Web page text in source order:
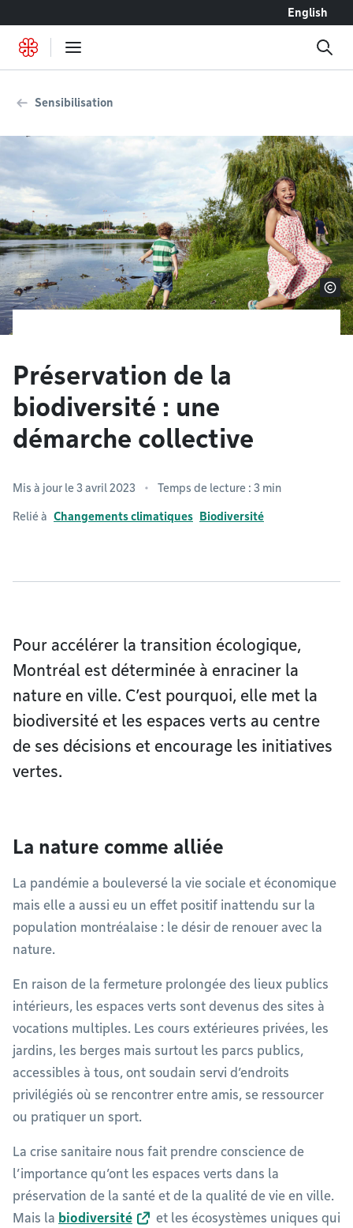
English
Sensibilisation
Préservation de la
biodiversité : une
démarche collective
Mis à jour le 3 avril 2023 Temps de lecture : 3 min
Relié à Changements climatiques Biodiversité
Pour accélérer la transition écologique,
Montréal est déterminée à enraciner la
nature en ville. C’est pourquoi, elle met la
biodiversité et les espaces verts au centre
de ses décisions et encourage les initiatives
vertes.
La nature comme alliée
La pandémie a bouleversé la vie sociale et économique
mais elle a aussi eu un effet positif inattendu sur la
population montréalaise : le désir de renouer avec la
nature.
En raison de la fermeture prolongée des lieux publics
intérieurs, les espaces verts sont devenus des sites à
vocations multiples. Les cours extérieures privées, les
jardins, les berges mais surtout les parcs publics,
accessibles à tous, ont soudain servi d’endroits
privilégiés où se rencontrer entre amis, se ressourcer
ou pratiquer un sport.
La crise sanitaire nous fait prendre conscience de
l’importance qu’ont les espaces verts dans la
préservation de la santé et de la qualité de vie en ville.
Mais la biodiversité
et les écosystèmes uniques qui